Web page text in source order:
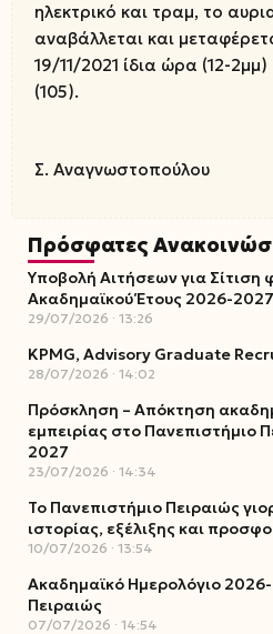
ηλεκτρικό και τραμ, το
αναβάλλεται και
19/11/2021 ίδια ώρα (12-
(105).
Σ. Αναγνωστοπούλου
Πρόσφατες
Υποβολή Αιτήσεων για Σίτιση
Ακαδημαϊκού Έτους 2026-2027
29/07/2026 13:26
KPMG, Advisory Graduate
28/07/2026 14:02
Πρόσκληση – Απόκτηση
εμπειρίας στο Πανεπιστήμιο
2027
23/07/2026 14:34
Το Πανεπιστήμιο Πειραιώς
ιστορίας, εξέλιξης και
10/07/2026 13:54
Ακαδημαϊκό Ημερολόγιο
Πειραιώς
07/07/2026 14:54